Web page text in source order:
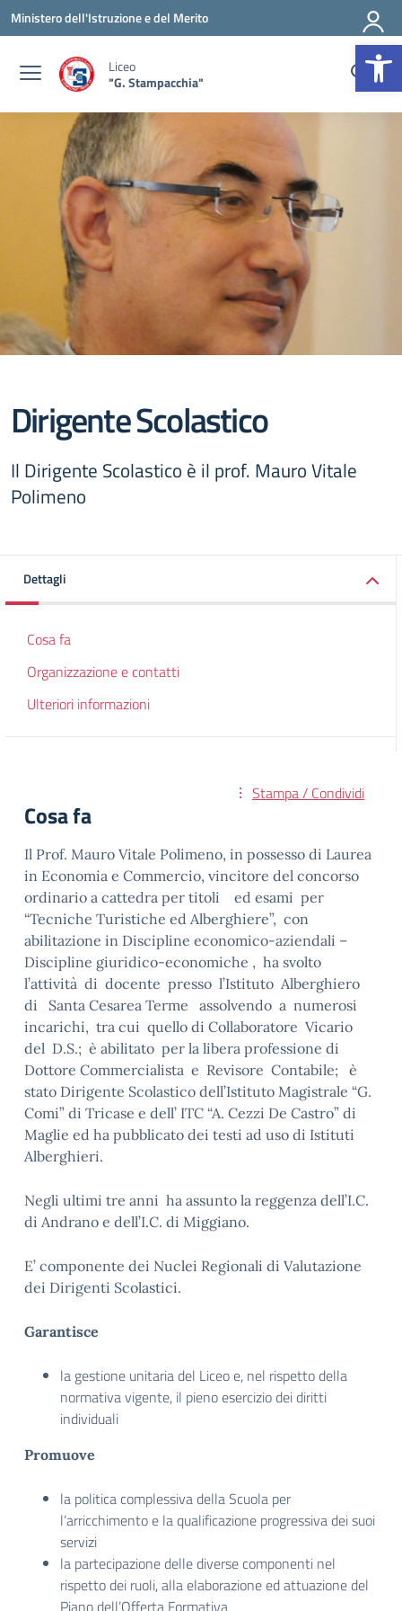
Vai ai contenuti
Vai al menu di navigazione
Vai al footer
Ministero dell'Istruzione e del Merito
Liceo
"G. Stampacchia"
Dirigente Scolastico
Il Dirigente Scolastico è il prof. Mauro Vitale
Polimeno
Dettagli
Cosa fa
Organizzazione e contatti
Ulteriori informazioni
Stampa / Condividi
Cosa fa
Il Prof. Mauro Vitale Polimeno, in possesso di Laurea
in Economia e Commercio, vincitore del concorso
ordinario a cattedra per titoli ed esami per
“Tecniche Turistiche ed Alberghiere”, con
abilitazione in Discipline economico-aziendali –
Discipline giuridico-economiche , ha svolto
l’attività di docente presso l’Istituto Alberghiero
di Santa Cesarea Terme assolvendo a numerosi
incarichi, tra cui quello di Collaboratore Vicario
del D.S.; è abilitato per la libera professione di
Dottore Commercialista e Revisore Contabile; è
stato Dirigente Scolastico dell’Istituto Magistrale “G.
Comi” di Tricase e dell’ ITC “A. Cezzi De Castro” di
Maglie ed ha pubblicato dei testi ad uso di Istituti
Alberghieri.
Negli ultimi tre anni ha assunto la reggenza dell’I.C.
di Andrano e dell’I.C. di Miggiano.
E’ componente dei Nuclei Regionali di Valutazione
dei Dirigenti Scolastici.
Garantisce
la gestione unitaria del Liceo e, nel rispetto della
normativa vigente, il pieno esercizio dei diritti
individuali
Promuove
la politica complessiva della Scuola per
l’arricchimento e la qualificazione progressiva dei suoi
servizi
la partecipazione delle diverse componenti nel
rispetto dei ruoli, alla elaborazione ed attuazione del
Piano dell’Offerta Formativa